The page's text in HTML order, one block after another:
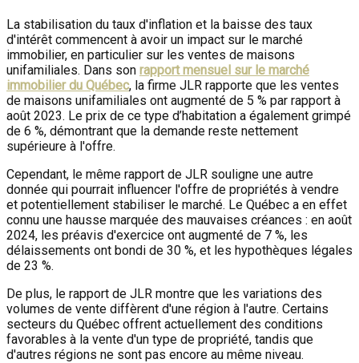
La stabilisation du taux d'inflation et la baisse des taux
d'intérêt commencent à avoir un impact sur le marché
immobilier, en particulier sur les ventes de maisons
unifamiliales. Dans son rapport mensuel sur le marché
immobilier du Québec, la firme JLR rapporte que les ventes
de maisons unifamiliales ont augmenté de 5 % par rapport à
août 2023. Le prix de ce type d’habitation a également grimpé
de 6 %, démontrant que la demande reste nettement
supérieure à l'offre.
Cependant, le même rapport de JLR souligne une autre
donnée qui pourrait influencer l'offre de propriétés à vendre
et potentiellement stabiliser le marché. Le Québec a en effet
connu une hausse marquée des mauvaises créances : en août
2024, les préavis d'exercice ont augmenté de 7 %, les
délaissements ont bondi de 30 %, et les hypothèques légales
de 23 %.
De plus, le rapport de JLR montre que les variations des
volumes de vente diffèrent d'une région à l'autre. Certains
secteurs du Québec offrent actuellement des conditions
favorables à la vente d'un type de propriété, tandis que
d'autres régions ne sont pas encore au même niveau.